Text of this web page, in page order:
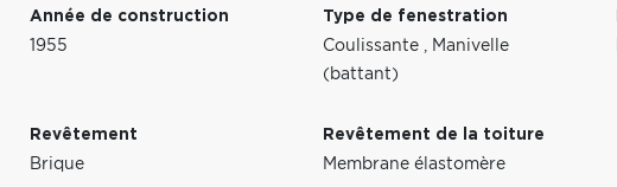
Année de construction
1955
Type de fenestration
Coulissante , Manivelle
(battant)
Revêtement
Brique
Revêtement de la toiture
Membrane élastomère